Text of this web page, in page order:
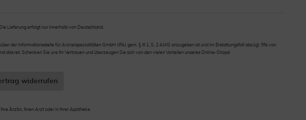
Lieferung erfolgt nur innerhalb von Deutschland.
der Informationsstelle für Arzneispezialitäten GmbH (IFA) gem. § III 1, S. 2 AMG anzugeben ist und im Erstattungsfall abzügl. 5% von
Schenken Sie uns Ihr Vertrauen und überzeugen Sie sich von den vielen Vorteilen unseres Online-Shops!
widerrufen
Ärztin, Ihren Arzt oder in Ihrer Apotheke.